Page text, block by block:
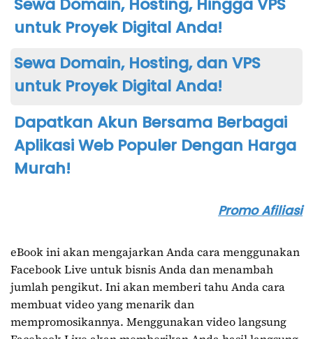
Sewa Domain, Hosting, Hingga VPS
untuk Proyek Digital Anda!
Sewa Domain, Hosting, dan VPS
untuk Proyek Digital Anda!
Dapatkan Akun Bersama Berbagai
Aplikasi Web Populer Dengan Harga
Murah!
Promo Afiliasi
eBook ini akan mengajarkan Anda cara menggunakan
Facebook Live untuk bisnis Anda dan menambah
jumlah pengikut. Ini akan memberi tahu Anda cara
membuat video yang menarik dan
mempromosikannya. Menggunakan video langsung